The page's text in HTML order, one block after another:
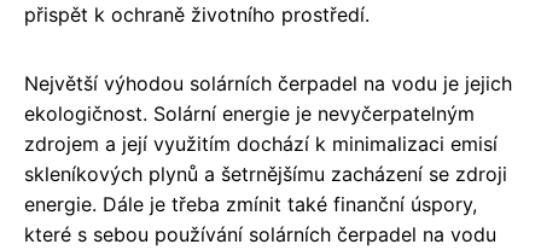
přispět k ochraně životního prostředí.
Největší výhodou solárních čerpadel na vodu je jejich
ekologičnost. Solární energie je nevyčerpatelným
zdrojem a její využitím dochází k minimalizaci emisí
skleníkových plynů a šetrnějšímu zacházení se zdroji
energie. Dále je třeba zmínit také finanční úspory,
které s sebou používání solárních čerpadel na vodu